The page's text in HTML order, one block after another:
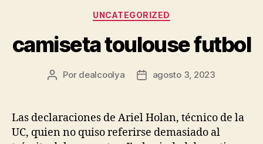
Categorías
UNCATEGORIZED
camiseta toulouse futbol
Autor
entrada
Por dealcoolya
Fecha
entrada
agosto 3, 2023
Las declaraciones de Ariel Holan, técnico de la
UC, quien no quiso referirse demasiado al